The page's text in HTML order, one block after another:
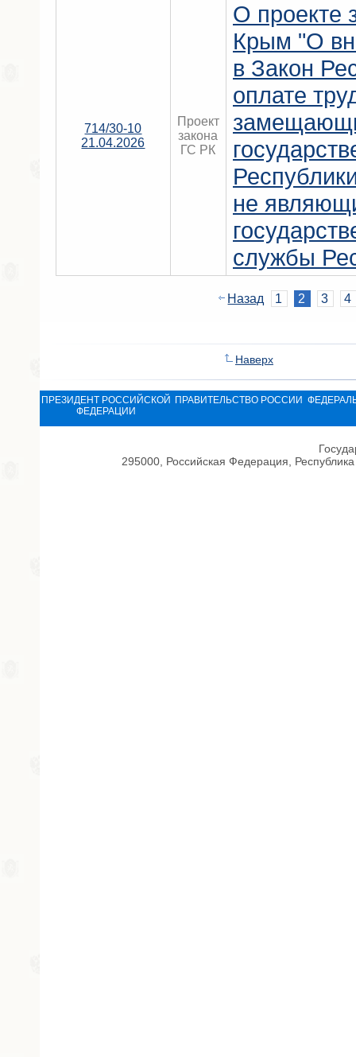
714/30-10
21.04.2026
Проект
закона
ГС РК
О проекте
Крым "О
в Закон
оплате
не
службы
Назад 1 2 3 4
Наверх
ПРЕЗИДЕНТ РОССИЙСКОЙ
ФЕДЕРАЦИИ
ПРАВИТЕЛЬСТВО РОССИИ
295000, Российская Федерация,